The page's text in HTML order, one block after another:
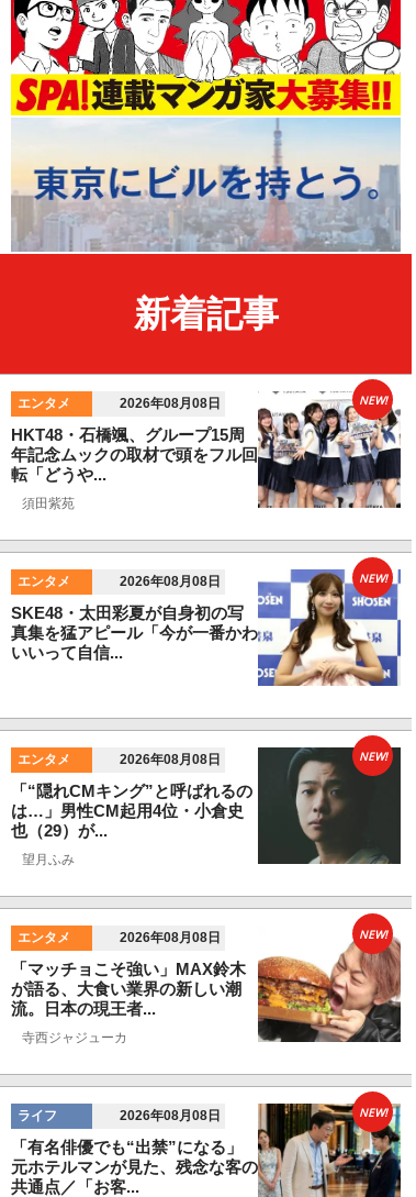
新着記事
エンタメ 2026年08月08日
HKT48・石橋颯、グループ15周
年記念ムックの取材で頭をフル回
転「どうや...
須田紫苑
NEW!
エンタメ 2026年08月08日
SKE48・太田彩夏が自身初の写
真集を猛アピール「今が一番かわ
いいって自信...
NEW!
エンタメ 2026年08月08日
「“隠れCMキング”と呼ばれるの
は…」男性CM起用4位・小倉史
也（29）が...
望月ふみ
NEW!
エンタメ 2026年08月08日
「マッチョこそ強い」MAX鈴木
が語る、大食い業界の新しい潮
流。日本の現王者...
寺西ジャジューカ
NEW!
ライフ 2026年08月08日
「有名俳優でも“出禁”になる」
元ホテルマンが見た、残念な客の
共通点／「お客...
NEW!